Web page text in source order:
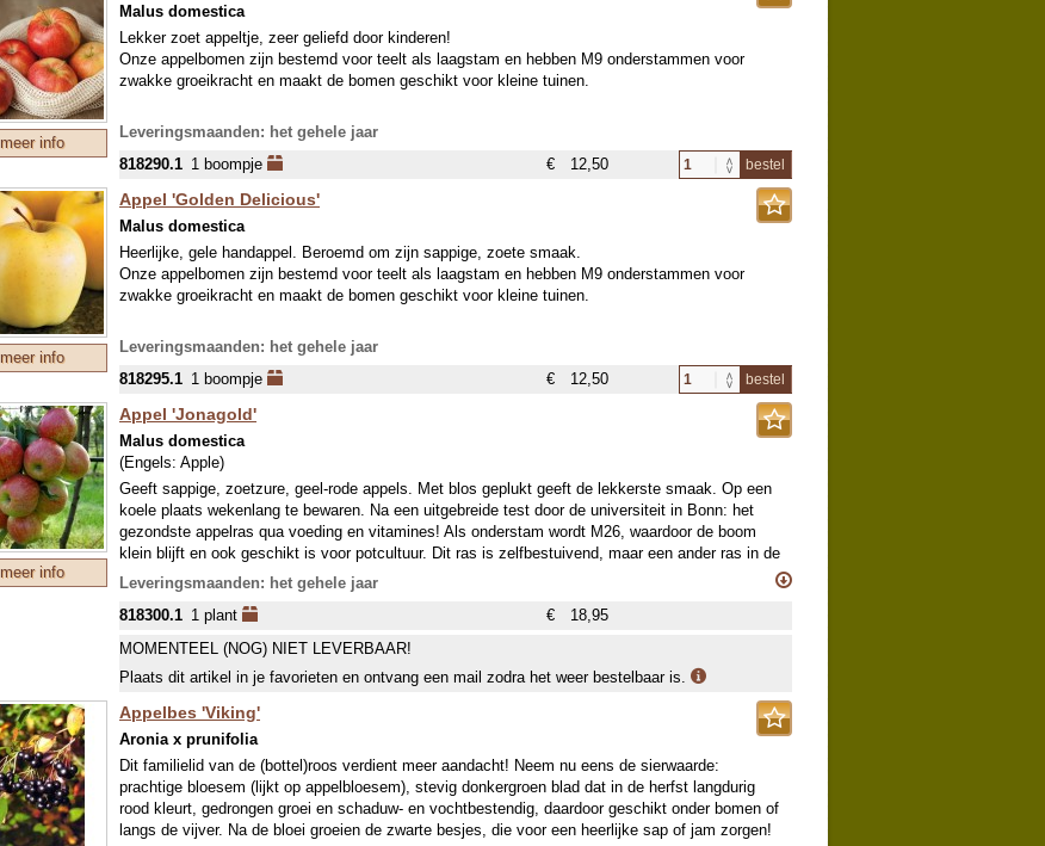
meer info
Malus domestica
Lekker zoet appeltje, zeer geliefd door kinderen!
Onze appelbomen zijn bestemd voor teelt als laagstam en hebben M9 onderstammen voor
zwakke groeikracht en maakt de bomen geschikt voor kleine tuinen.
Leveringsmaanden: het gehele jaar
818290.1 1 boompje € 12,50 bestel
meer info
Appel 'Golden Delicious'
Malus domestica
Heerlijke, gele handappel. Beroemd om zijn sappige, zoete smaak.
Onze appelbomen zijn bestemd voor teelt als laagstam en hebben M9 onderstammen voor
zwakke groeikracht en maakt de bomen geschikt voor kleine tuinen.
Leveringsmaanden: het gehele jaar
818295.1 1 boompje € 12,50 bestel
meer info
Appel 'Jonagold'
Malus domestica
(Engels: Apple)
Geeft sappige, zoetzure, geel-rode appels. Met blos geplukt geeft de lekkerste smaak. Op een
koele plaats wekenlang te bewaren. Na een uitgebreide test door de universiteit in Bonn: het
gezondste appelras qua voeding en vitamines! Als onderstam wordt M26, waardoor de boom
klein blijft en ook geschikt is voor potcultuur. Dit ras is zelfbestuivend, maar een ander ras in de
buurt geven extra goede bestuiving. Jonagold ontstond in de VS en is in België rond 1960
geïntroduceerd. De eerste massale aanplant was daardoor in de Sint-Truidense fruitstreek in het
Limburgse Haspengouw. Het ras kende vrij vlug een groot succes omdat het een zeer hoge
productie per hectare geeft en de uitstekende smaakeigenschappen van de 'Jonathan'
combineert met de goede bewaareigenschappen van de 'Golden Delicious'. Jonagold is in 2006
in Nederland de op één na meest geteelde appel: 1782 ha (19 %) op een totaal van 9562 ha. Ze
volgen Elstar op (9562 ha in 2006).
Onze appelbomen zijn bestemd voor teelt als laagstam en hebben M9 onderstammen voor
zwakke groeikracht en maakt de bomen geschikt voor kleine tuinen.
Leveringsmaanden: het gehele jaar
818300.1 1 plant €
18,95
MOMENTEEL (NOG) NIET LEVERBAAR!
Plaats dit artikel in je favorieten en ontvang een mail zodra het weer bestelbaar is.
Appelbes 'Viking'
Aronia x prunifolia
Dit familielid van de (bottel)roos verdient meer aandacht! Neem nu eens de sierwaarde:
prachtige bloesem (lijkt op appelbloesem), stevig donkergroen blad dat in de herfst langdurig
rood kleurt, gedrongen groei en schaduw- en vochtbestendig, daardoor geschikt onder bomen of
langs de vijver. Na de bloei groeien de zwarte besjes, die voor een heerlijke sap of jam zorgen!